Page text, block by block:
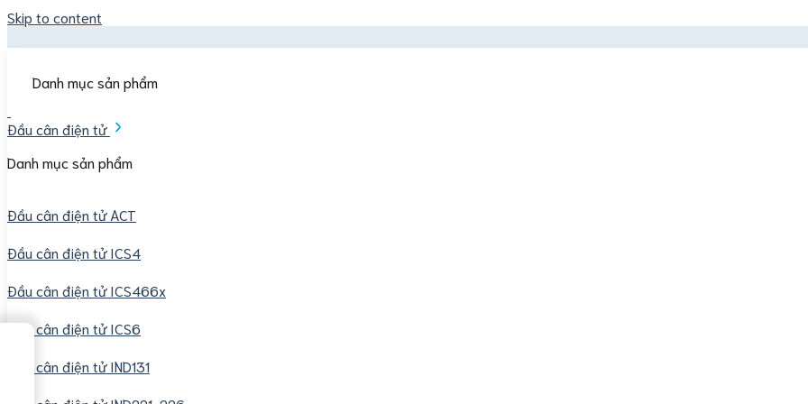
Skip to content
Danh mục sản phẩm
Đầu cân điện tử
Danh mục sản phẩm
Đầu cân điện tử ACT
Đầu cân điện tử ICS4
Đầu cân điện tử ICS466x
Đầu cân điện tử ICS6
Đầu cân điện tử IND131